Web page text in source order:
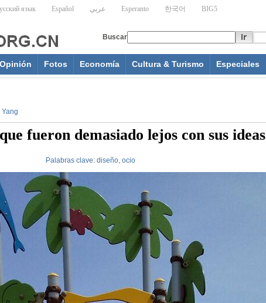
Opinión Fotos Economía Cultura & Turismo Especiales
fueron demasiado lejos con sus ideas
Palabras clave: diseño, ocio